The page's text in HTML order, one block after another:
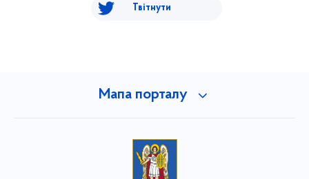
Твітнути
Мапа порталу